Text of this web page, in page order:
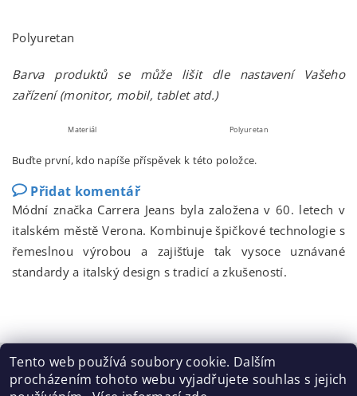
Polyuretan
Barva produktů se může lišit dle nastavení Vašeho
zařízení (monitor, mobil, tablet atd.)
Materiál Polyuretan
Buďte první, kdo napíše příspěvek k této položce.
Přidat komentář
Módní značka Carrera Jeans byla založena v 60. letech v
italském městě Verona. Kombinuje špičkové technologie s
řemeslnou výrobou a zajišťuje tak vysoce uznávané
standardy a italský design s tradicí a zkušeností.
Tabulka velikostí | Doprava a Platba | Blog |
Podmínky ochrany osobních údajů Obchodní podmínky
Tento web používá soubory cookie. Dalším
procházením tohoto webu vyjadřujete souhlas s jejich